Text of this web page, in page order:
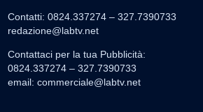
Contatti: 0824.337274 – 327.7390733
redazione@labtv.net
Contattaci per la tua Pubblicità:
0824.337274 – 327.7390733
email: commerciale@labtv.net